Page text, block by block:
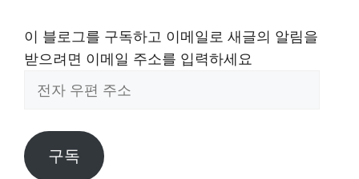
이 블로그를 구독하고 이메일로 새글의 알림을
받으려면 이메일 주소를 입력하세요
편
주
구독